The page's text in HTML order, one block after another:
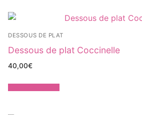
DESSOUS DE PLAT
Dessous de plat Coccinelle
40,00€